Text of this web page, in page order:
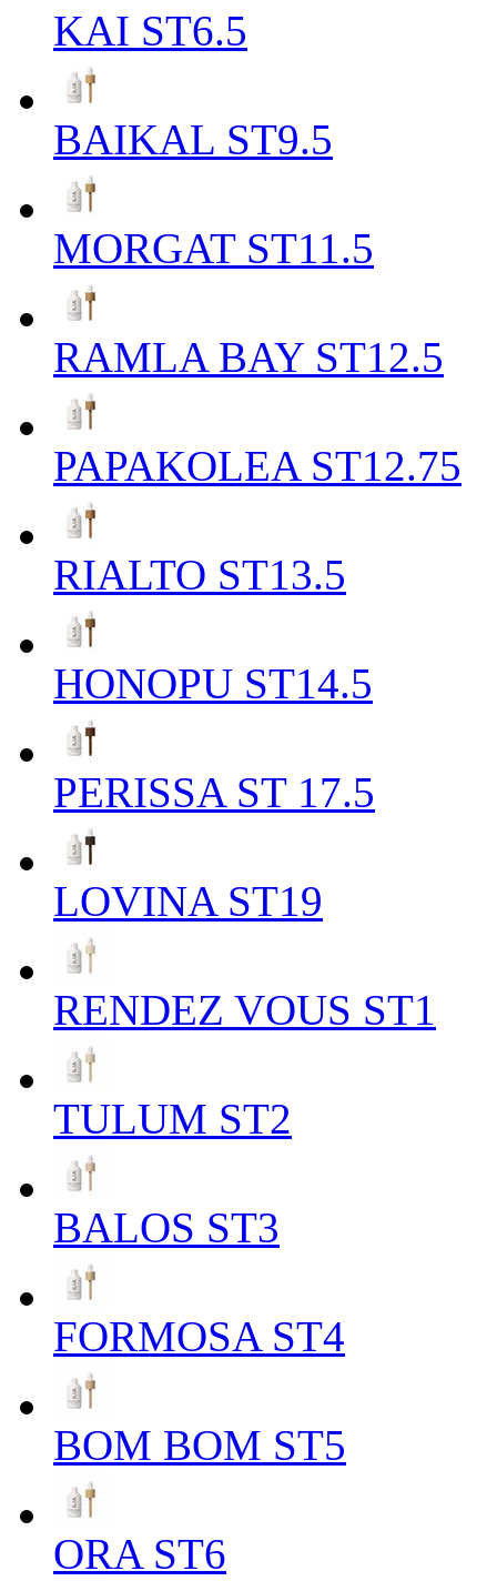
KAI ST6.5
BAIKAL ST9.5
MORGAT ST11.5
RAMLA BAY ST12.5
PAPAKOLEA ST12.75
RIALTO ST13.5
HONOPU ST14.5
PERISSA ST 17.5
LOVINA ST19
RENDEZ VOUS ST1
TULUM ST2
BALOS ST3
FORMOSA ST4
BOM BOM ST5
ORA ST6